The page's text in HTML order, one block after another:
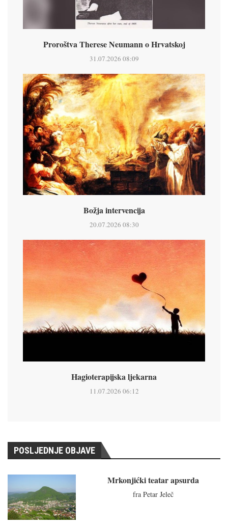
Proroštva Therese Neumann o Hrvatskoj
31.07.2026 08:09
Božja intervencija
20.07.2026 08:30
Hagioterapijska ljekarna
11.07.2026 06:12
POSLJEDNJE OBJAVE
Mrkonjićki teatar apsurda
fra Petar Jeleč